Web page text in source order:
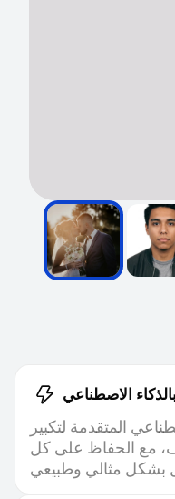
الاصطناعي
المتقدمة لتكبير
حتى 8 أضعاف، مع الحفاظ على كل